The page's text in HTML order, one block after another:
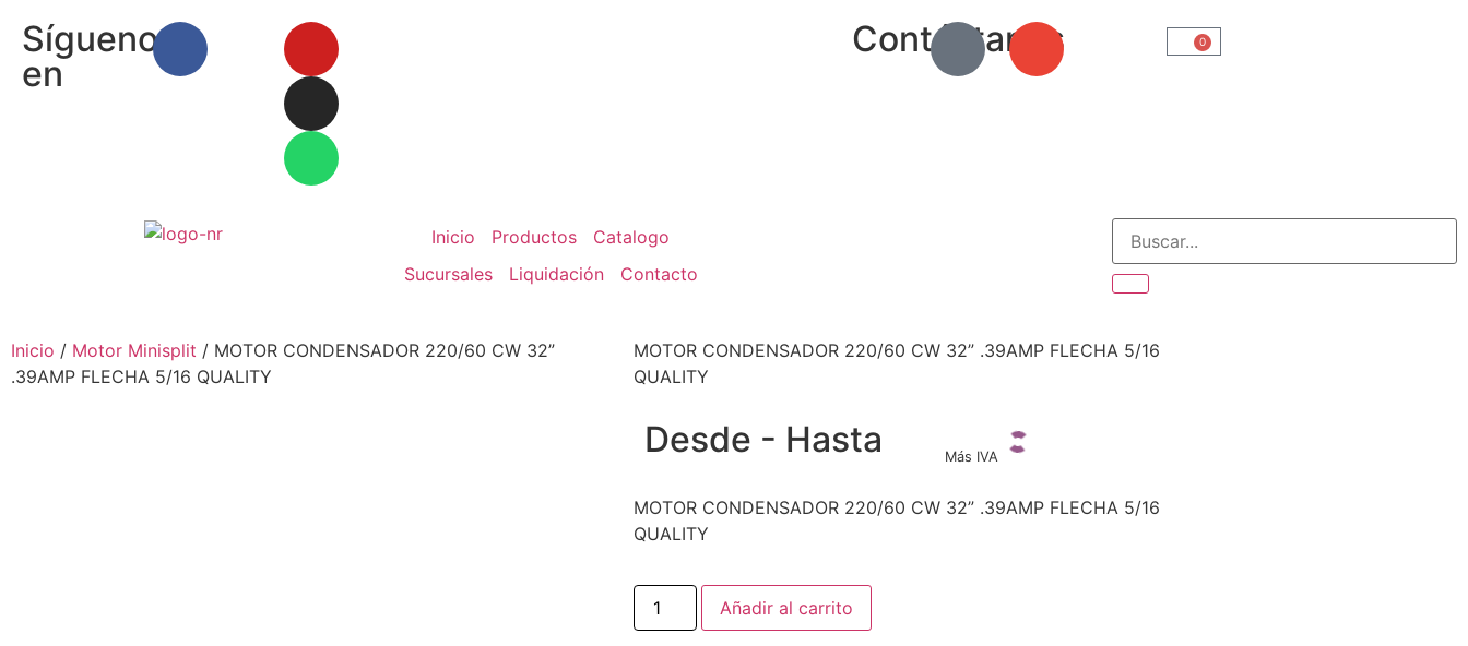
Síguenos
en
Contáctanos 0
Inicio Productos
Catalogo
Sucursales
Liquidación Contacto
Inicio / Motor Minisplit / MOTOR CONDENSADOR 220/60 CW 32”
.39AMP FLECHA 5/16 QUALITY
MOTOR CONDENSADOR 220/60 CW 32” .39AMP FLECHA 5/16
QUALITY
Desde - Hasta Más IVA
MOTOR CONDENSADOR 220/60 CW 32” .39AMP FLECHA 5/16
QUALITY
Añadir al carrito